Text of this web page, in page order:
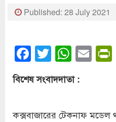
Published: 28 July 2021
Facebook
Twitter
বিশেষ সংবাদদাতা :
কক্সবাজারের টেকনাফ মডেল